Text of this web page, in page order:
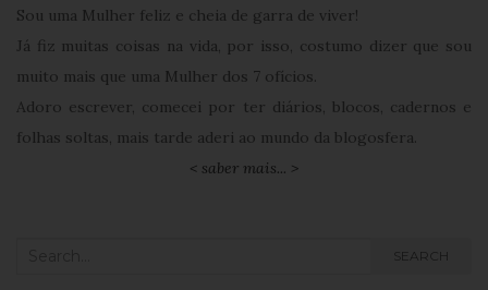
Sou uma Mulher feliz e cheia de garra de viver!
Já fiz muitas coisas na vida, por isso, costumo dizer que sou
muito mais que uma Mulher dos 7 ofícios.
Adoro escrever, comecei por ter diários, blocos, cadernos e
folhas soltas, mais tarde aderi ao mundo da blogosfera.
< saber mais... >
SEARCH